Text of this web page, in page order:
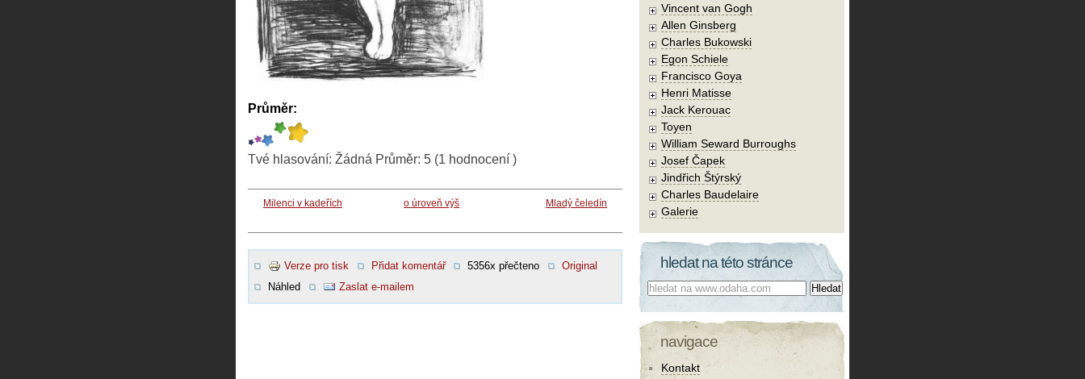
Průměr:
Tvé hlasování: Žádná Průměr: 5 (1 hodnocení )
Milenci v kadeřích o úroveň výš Mladý čeledín
Verze pro tisk Přidat komentář 5356x přečteno
Original
Náhled
Zaslat e-mailem
Vincent van Gogh
Allen Ginsberg
Charles Bukowski
Egon Schiele
Francisco Goya
Henri Matisse
Jack Kerouac
Toyen
William Seward Burroughs
Josef Čapek
Jindřich Štýrský
Charles Baudelaire
Galerie
hledat na této stránce
Co hledat:
navigace
Kontakt